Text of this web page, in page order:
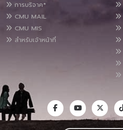
การบริจาค*
CMU MAIL
CMU MIS
สำหรับเจ้าหน้าที่